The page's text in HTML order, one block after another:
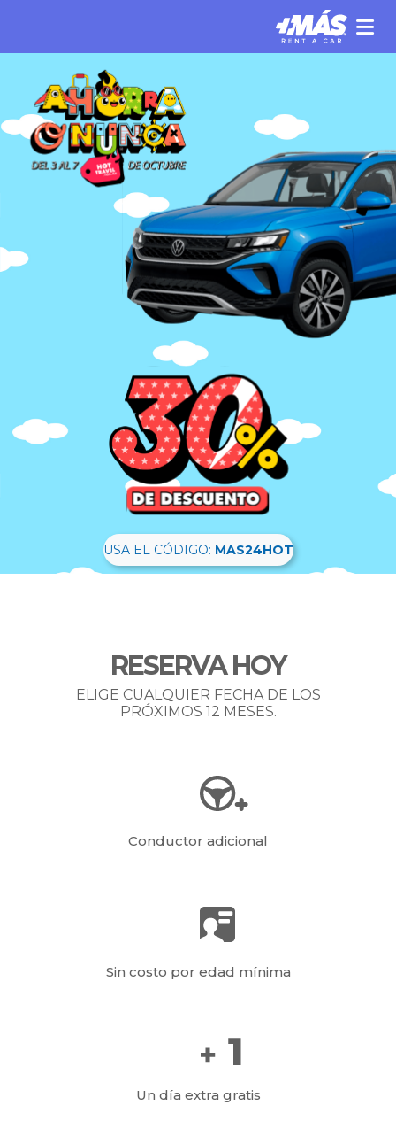
USA EL CÓDIGO: MAS24HOT
RESERVA HOY
ELIGE CUALQUIER FECHA DE LOS
PRÓXIMOS 12 MESES.
Conductor adicional
Sin costo por edad mínima
Un día extra gratis